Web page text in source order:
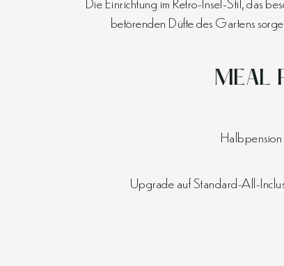
betörenden Düfte des Gartens
MEAL
Upgrade auf Standard-All-